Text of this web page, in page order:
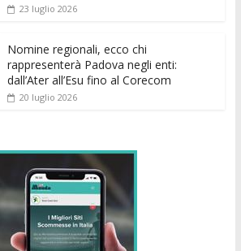
23 luglio 2026
Nomine regionali, ecco chi
rappresenterà Padova negli enti:
dall’Ater all’Esu fino al Corecom
20 luglio 2026